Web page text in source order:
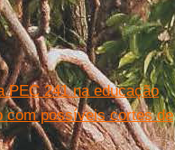
PEC 241 na educação
com possíveis cortes de